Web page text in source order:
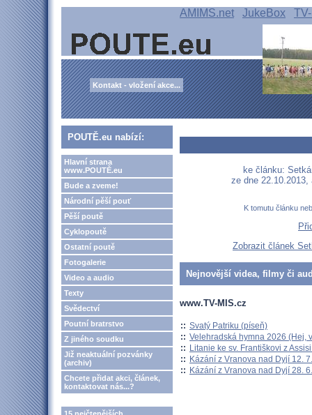
AMIMS.net JukeBox
Kontakt - vložení akce...
POUTĚ.eu nabízí:
Hlavní strana
www.POUTĚ.eu
Bude a zveme!
Národní pěší pouť
Pěší poutě
Cyklopoutě
Ostatní poutě
Fotogalerie
Video a audio
Texty
Svědectví
Poutní bratrstvo
Z jiného soudku
Již neaktuální pozvánky
(archiv)
Chcete přidat akci, článek,
kontaktovat nás...?
ke článku:
ze dne
K tomutu článku
Zobrazit článek
Nejnovější videa, filmy či
www.TV-MIS.cz
:: Svatý Patriku (píseň)
:: Velehradská hymna 2026 (Hej,
:: Litanie ke sv. Františkovi z
:: Kázání z Vranova nad Dyjí 12.
:: Kázání z Vranova nad Dyjí 28.